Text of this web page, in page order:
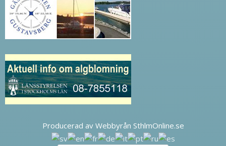
Producerad av Webbyrån SthlmOnline.se